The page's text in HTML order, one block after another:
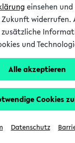
Semester.
Facebook Instagram
einsehen
widerrufen.
und
Alle akzeptieren
Cookies
Datenschutz